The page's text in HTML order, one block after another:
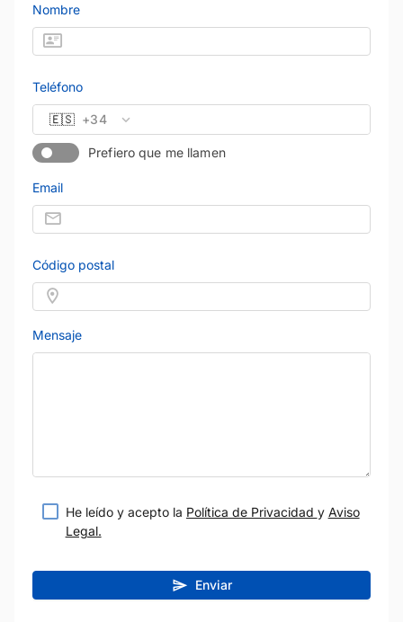
Nombre
Teléfono
🇪🇸 +34
Prefiero que me llamen
Email
Código postal
Mensaje
He leído y acepto la Política de Privacidad y Aviso
Legal.
Enviar